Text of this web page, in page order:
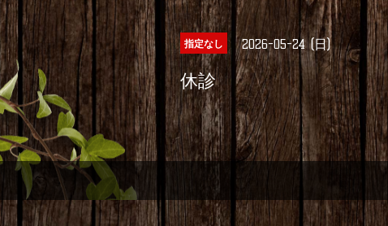
指定なし 2026-05-24 (日)
休診